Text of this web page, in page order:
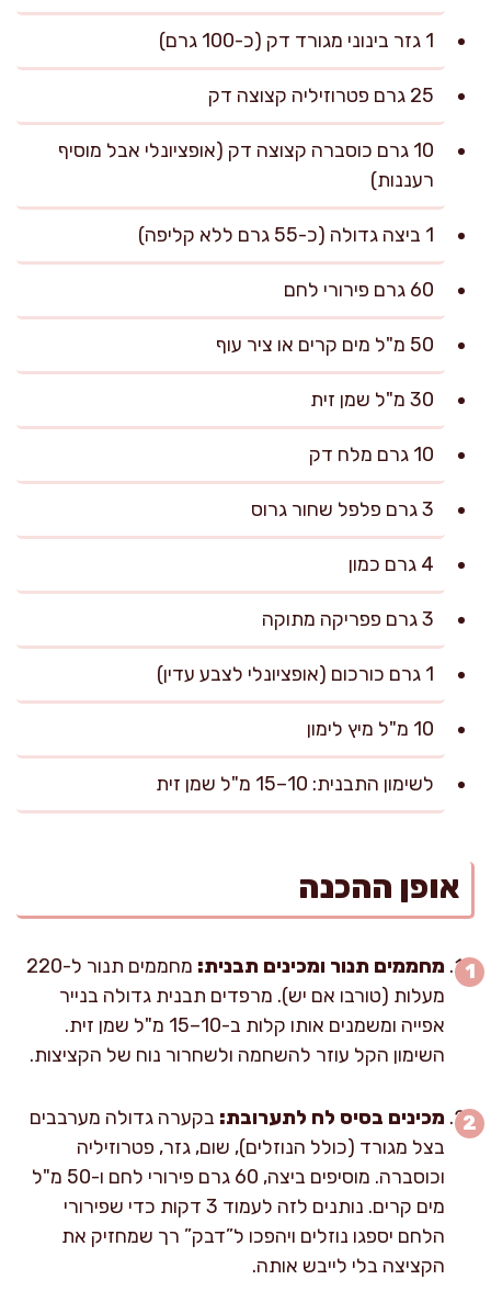
1 גזר בינוני מגורד דק (כ-100 גרם)
25 גרם פטרוזיליה קצוצה דק
10 גרם כוסברה קצוצה דק (אופציונלי אבל מוסיף
רעננות)
1 ביצה גדולה (כ-55 גרם ללא קליפה)
60 גרם פירורי לחם
50 מ"ל מים קרים או ציר עוף
30 מ"ל שמן זית
10 גרם מלח דק
3 גרם פלפל שחור גרוס
4 גרם כמון
3 גרם פפריקה מתוקה
1 גרם כורכום (אופציונלי לצבע עדין)
10 מ"ל מיץ לימון
לשימון התבנית: 10–15 מ"ל שמן זית
אופן ההכנה
מחממים תנור ומכינים תבנית:
מחממים תנור ל-220
מעלות (טורבו אם יש). מרפדים תבנית גדולה בנייר
אפייה ומשמנים אותו קלות ב-10–15 מ"ל שמן זית.
השימון הקל עוזר להשחמה ולשחרור נוח של הקציצות.
מכינים בסיס לח לתערובת: בקערה גדולה מערבבים
בצל מגורד (כולל הנוזלים), שום, גזר, פטרוזיליה
וכוסברה. מוסיפים ביצה, 60 גרם פירורי לחם ו-50 מ"ל
מים קרים. נותנים לזה לעמוד 3 דקות כדי שפירורי
הלחם יספגו נוזלים ויהפכו ל”דבק” רך שמחזיק את
הקציצה בלי לייבש אותה.